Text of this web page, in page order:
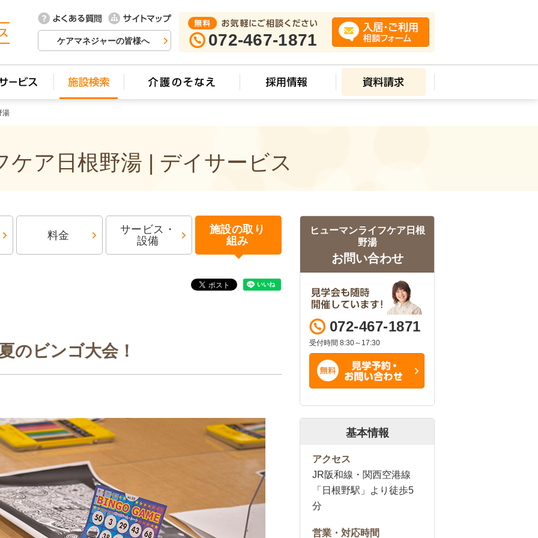
ケアマネジャーの皆様へ 072-467-1871
湯
ケア日根野湯 | デイサービス
料金
サービス・
設備
施設の取り
組み
のビンゴ大会！
ヒューマンライフケア日根
野湯
お問い合わせ
072-467-1871
受付時間 8:30～17:30
基本情報
アクセス
JR阪和線・関西空港線
「日根野駅」より徒歩5
分
営業・対応時間